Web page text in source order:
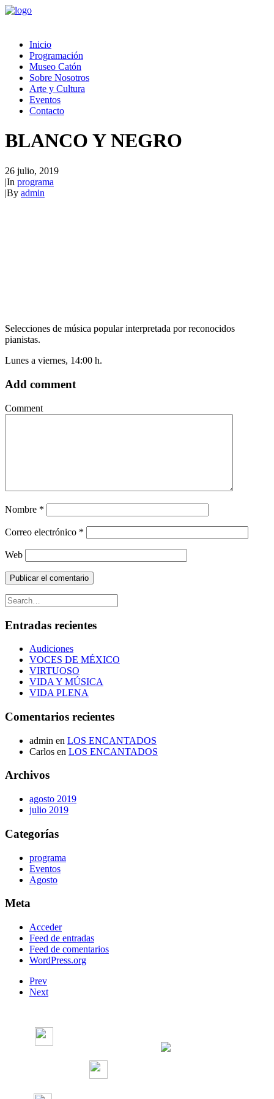
Inicio
Programación
Museo Catón
Sobre Nosotros
Arte y Cultura
Eventos
Contacto
BLANCO Y NEGRO
26 julio, 2019
|In programa
|By admin
Selecciones de música popular interpretada por reconocidos
pianistas.
Lunes a viernes, 14:00 h.
Add comment
Comment
Nombre *
Correo electrónico *
Web
Entradas recientes
Audiciones
VOCES DE MÉXICO
VIRTUOSO
VIDA Y MÚSICA
VIDA PLENA
Comentarios recientes
admin en LOS ENCANTADOS
Carlos en LOS ENCANTADOS
Archivos
agosto 2019
julio 2019
Categorías
programa
Eventos
Agosto
Meta
Acceder
Feed de entradas
Feed de comentarios
WordPress.org
Prev
Next